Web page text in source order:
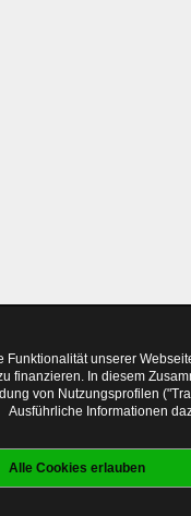
Funktionalität unserer
finanzieren. In diesem
von Nutzungsprofilen
Ausführliche Informationen
Alle Cookies erlauben